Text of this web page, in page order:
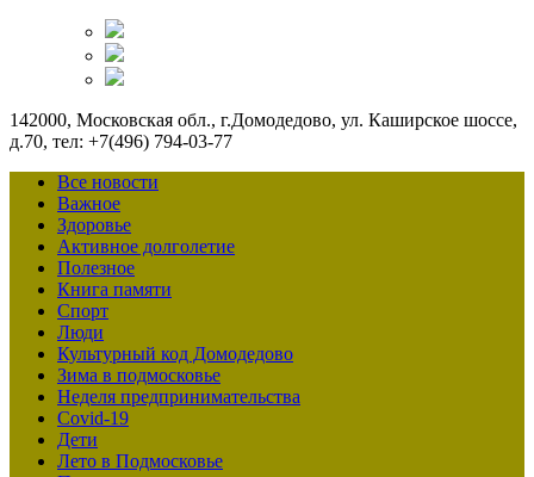
142000, Московская обл., г.Домодедово, ул. Каширское шоссе,
д.70, тел: +7(496) 794-03-77
Все новости
Важное
Здоровье
Активное долголетие
Полезное
Книга памяти
Спорт
Люди
Культурный код Домодедово
Зима в подмосковье
Неделя предпринимательства
Covid-19
Дети
Лето в Подмосковье